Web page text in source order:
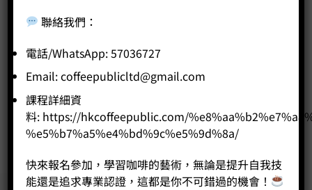
Price: HK$11,100.00
-
BUY NOW
聯絡我們 ：
電話/WhatsApp: 57036727
Email:coffeepublicltd@gmail.com
課程詳細資
料: https://hkcoffeepublic.com/
%e5%b7%a5%e4%bd%9c%e5%9d%8a/
快來報名參加，學習咖啡的藝術，無論是提升自我技
能還是追求專業認證，這都是你不可錯過的機會！